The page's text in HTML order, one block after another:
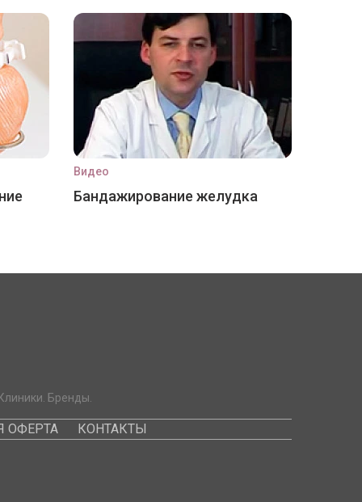
Видео
Бандажирование желудка
Бренды.
ОФЕРТА КОНТАКТЫ